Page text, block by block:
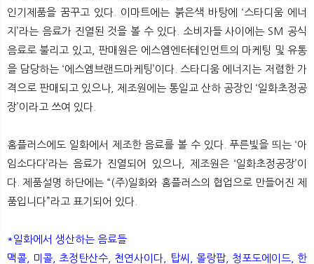
인기제품을 꿈꾸고 있다. 이마트에는 붉은색 바탕에 ‘스타디움 에너
지’라는 음료가 진열된 것을 볼 수 있다. 소비자들 사이에는 SM 공식
음료로 불리고 있고, 판매원은 에스엠엔터테인먼트의 마케팅 및 유통
을 담당하는 ‘에스엠브랜드마케팅’이다. 스타디움 에너지는 저렴한 가
격으로 판매되고 있으나, 제조원에는 통일교 산하 공장인 ‘일화초정공
장’이라고 쓰여 있다.
홈플러스에도 일화에서 제조한 음료를 볼 수 있다. 푸른빛을 띄는 ‘아
임소다다’라는 음료가 진열되어 있으나, 제조원은 ‘일화초정공장’이
다. 제품설명 하단에는 “(주)일화와 홈플러스의 협업으로 만들어진 제
품입니다”라고 표기되어 있다.
*일화에서 생산하는 음료들
맥콜, 미콜, 초정탄산수, 천연사이다, 탑씨, 몰랑팝, 청포도에이드, 한